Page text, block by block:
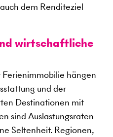
dem Renditeziel
wirtschaftliche
hängen
und der
Destinationen mit
sind Auslastungsraten
Seltenheit. Regionen,